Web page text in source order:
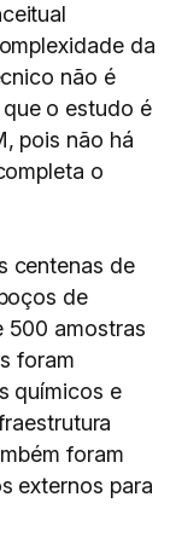
da
não é
o estudo é
pois não há
o
centenas de
de
500 amostras
foram
químicos e
foram
externos para